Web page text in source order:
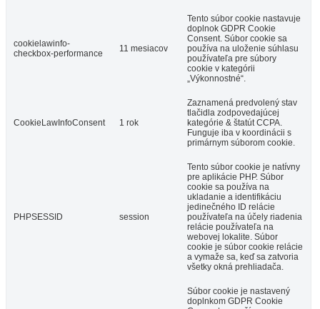
cookielawinfo-
checkbox-performance
11 mesiacov
Tento súbor cookie nastavuje
doplnok GDPR Cookie
Consent. Súbor cookie sa
používa na uloženie súhlasu
používateľa pre súbory
cookie v kategórii
„Výkonnostné“.
CookieLawInfoConsent 1 rok
Zaznamená predvolený stav
tlačidla zodpovedajúcej
kategórie & štatút CCPA.
Funguje iba v koordinácii s
primárnym súborom cookie.
PHPSESSID session
Tento súbor cookie je natívny
pre aplikácie PHP. Súbor
cookie sa používa na
ukladanie a identifikáciu
jedinečného ID relácie
používateľa na účely riadenia
relácie používateľa na
webovej lokalite. Súbor
cookie je súbor cookie relácie
a vymaže sa, keď sa zatvoria
všetky okná prehliadača.
Súbor cookie je nastavený
doplnkom GDPR Cookie